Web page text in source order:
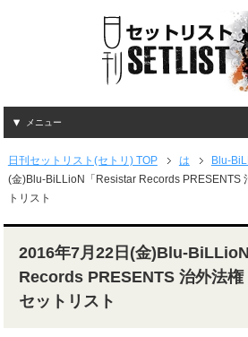
メニュー
日刊セットリスト(セトリ) TOP は Blu-
(金)Blu-BiLLioN「Resistar Records PRESENTS
トリスト
2016年7月22日(金)Blu-
Records PRESENTS 治外法
セットリスト